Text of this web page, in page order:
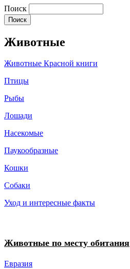
Поиск
Животные
Животные Красной книги
Птицы
Рыбы
Лошади
Насекомые
Паукообразные
Кошки
Собаки
Уход и интересные факты
Животные по месту обитания
Евразия